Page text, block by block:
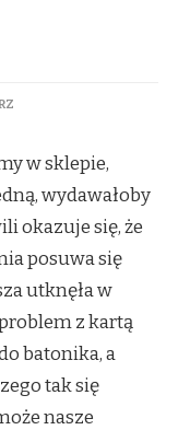
DO
WYBIERAMY
SAMĄ
KOLEJKĘ
SKLEPIE
—
ZAWSZE
PRZEGRYWAMY
w sklepie,
wydawałoby
okazuje się, że
posuwa się
utknęła w
z kartą
batonika, a
tak się
nasze